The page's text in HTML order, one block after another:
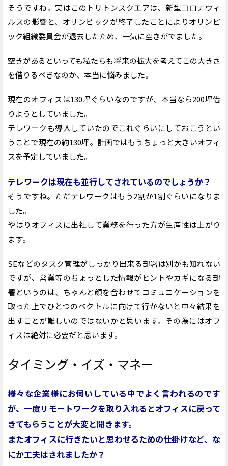
そうですね。実はこのトリトンスクエアは、新型コロナウィ
ルスの影響と、オリンピックが終了したことによりオリンピ
ック組織委員会が退去したため、一気に空きがでました。
空きがあるといっても私たちも将来の拡大を考えてこの大きさ
を借りるべきなのか、本当に悩みました。
現在のオフィスは130坪ぐらいなのですが、本当なら200坪借
りようとしていました。
テレワークも導入していたのでこれぐらいにしておこうとい
うことで現在の約130坪。計画ではもうちょっと大きいオフィ
スを予定していました。
テレワークは現在も並行してされているのでしょうか？
そうですね。ただテレワークはもう2割か1割ぐらいになりま
した。
やはりオフィスに出社して業務を行った方が生産性は上がり
ます。
SEなどのタスク管理がしっかり出来る部署は別かも知れない
ですが、営業等のちょっとした情報がヒントやカギになる部
署というのは、ちゃんと顔を合わせてコミュニケーションを
取った上でひとつのベクトルに向けて行かないと中々結果を
出すことが難しいのではないかと思います。その為にはオフ
ィスは絶対に必要だと思います。
タイミング・イズ・マネー
様々な企業様にお伺いしている中でよく言われるのです
が、一度リモートワークを取り入れるとオフィスに戻って
きてもらうことが大変と聞きます。
またオフィスに行きたいと思わせるための仕掛けなど、な
にか工夫はされましたか？